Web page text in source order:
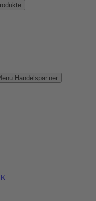
Handelspartner